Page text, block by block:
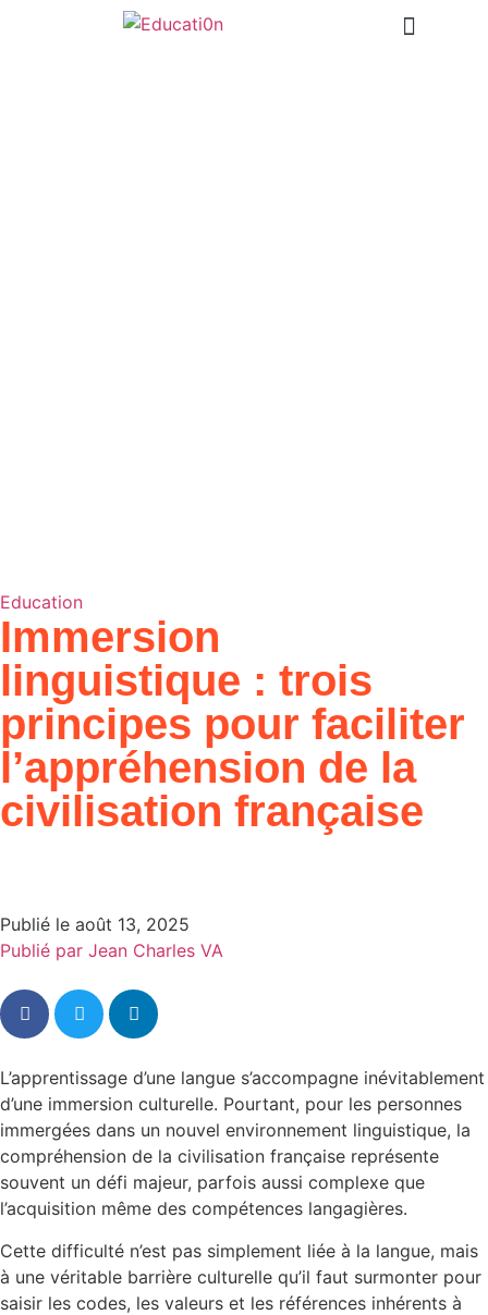
Education
Immersion
linguistique : trois
principes pour faciliter
l’appréhension de la
civilisation française
Publié le août 13, 2025
Publié par Jean Charles VA
L’apprentissage d’une langue s’accompagne inévitablement
d’une immersion culturelle. Pourtant, pour les personnes
immergées dans un nouvel environnement linguistique, la
compréhension de la civilisation française représente
souvent un défi majeur, parfois aussi complexe que
l’acquisition même des compétences langagières.
Cette difficulté n’est pas simplement liée à la langue, mais
à une véritable barrière culturelle qu’il faut surmonter pour
saisir les codes, les valeurs et les références inhérents à